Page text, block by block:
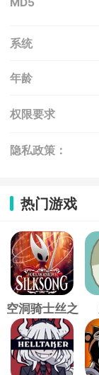
MD5
系统
年龄
权限要求
隐私政策：
热门游戏
空洞骑士丝之
歌